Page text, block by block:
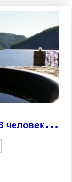
О
тольем чан для бани на 6-8 человек для отдыха